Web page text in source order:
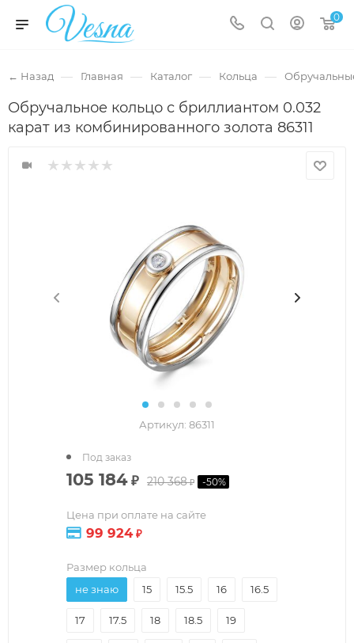
0
← Назад — Главная — Каталог — Кольца —
Обручальное кольцо с бриллиантом 0.032
карат из комбинированного золота 86311
Артикул: 86311
105 184₽ 210 368₽ -50%
Цена при оплате на сайте
99 924₽
Под заказ
Размер кольца
не знаю
15 15.5 16 16.5
17 17.5 18 18.5 19